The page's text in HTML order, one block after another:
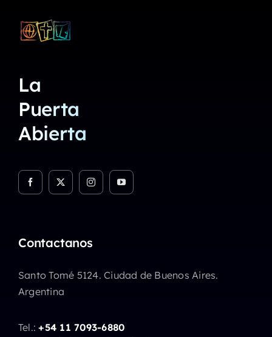
La
Puerta
Abierta
Contactanos
Santo Tomé 5124. Ciudad de Buenos Aires.
Argentina
Tel.:+54 11 7093-6880